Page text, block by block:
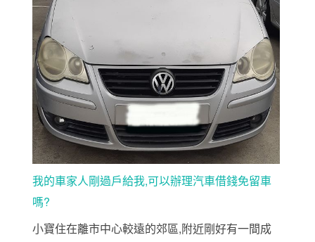
我的車家人剛過戶給我,可以辦理汽車借錢免留車
嗎?
小寶住在離市中心較遠的郊區,附近剛好有一間成